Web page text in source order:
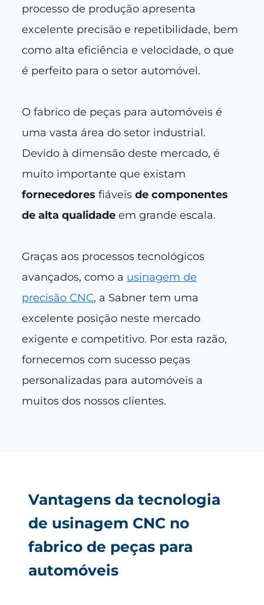
processo de produção apresenta
excelente precisão e repetibilidade, bem
como alta eficiência e velocidade, o que
é perfeito para o setor automóvel.
O fabrico de peças para automóveis é
uma vasta área do setor industrial.
Devido à dimensão deste mercado, é
muito importante que existam
fornecedores fiáveis de componentes
de alta qualidade em grande escala.
Graças aos processos tecnológicos
avançados, como a usinagem de
precisão CNC, a Sabner tem uma
excelente posição neste mercado
exigente e competitivo. Por esta razão,
fornecemos com sucesso peças
personalizadas para automóveis a
muitos dos nossos clientes.
Vantagens da tecnologia
de usinagem CNC no
fabrico de peças para
automóveis